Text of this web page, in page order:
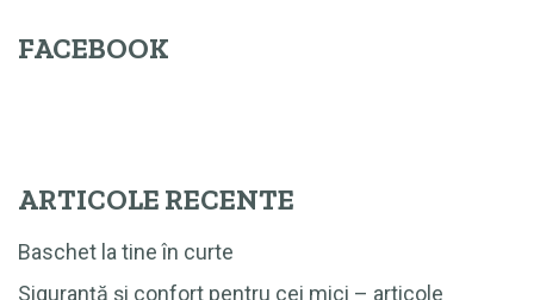
FACEBOOK
ARTICOLE RECENTE
Baschet la tine în curte
Siguranță și confort pentru cei mici – articole